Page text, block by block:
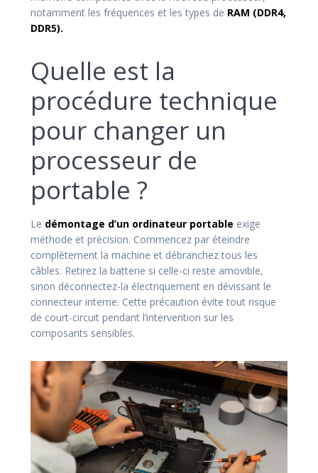
notamment les fréquences et les types de RAM (DDR4,
DDR5).
Quelle est la
procédure technique
pour changer un
processeur de
portable ?
Le démontage d’un ordinateur portable exige
méthode et précision. Commencez par éteindre
complètement la machine et débranchez tous les
câbles. Retirez la batterie si celle-ci reste amovible,
sinon déconnectez-la électriquement en dévissant le
connecteur interne. Cette précaution évite tout risque
de court-circuit pendant l’intervention sur les
composants sensibles.